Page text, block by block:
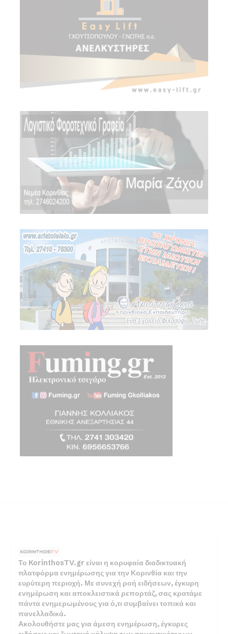
Το KorinthosTV.gr είναι η κορυφαία διαδικτυακή
πλατφόρμα ενημέρωσης για την Κορινθία και την
ευρύτερη περιοχή. Με συνεχή ροή ειδήσεων, έγκυρη
ενημέρωση και αποκλειστικά ρεπορτάζ, σας κρατάμε
πάντα ενημερωμένους για ό,τι συμβαίνει τοπικά και
πανελλαδικά.
Ακολουθήστε μας για άμεση ενημέρωση, έγκυρες